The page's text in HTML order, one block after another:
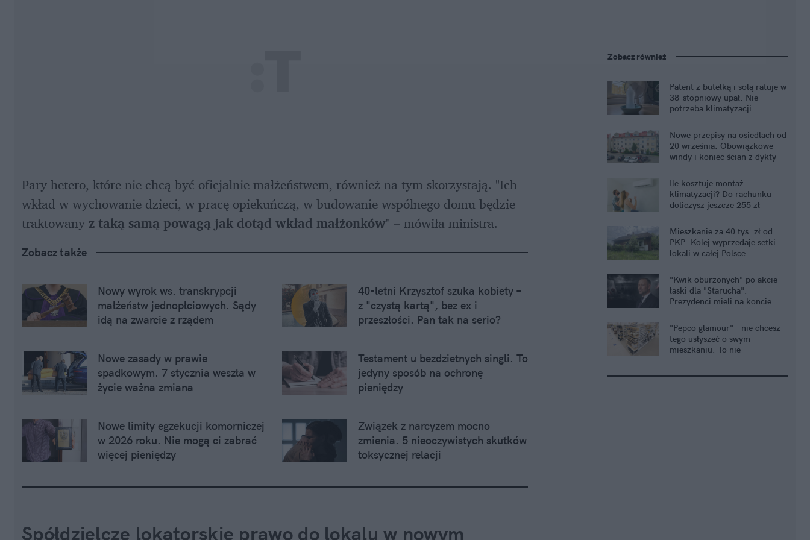
Pary hetero, które nie chcą być oficjalnie małżeństwem, również na tym skorzystają. "Ich
wkład w wychowanie dzieci, w pracę opiekuńczą, w budowanie wspólnego domu będzie
traktowany z taką samą powagą jak dotąd wkład małżonków" – mówiła ministra.
Zobacz także
Nowy wyrok ws. transkrypcji
małżeństw jednopłciowych. Sądy
idą na zwarcie z rządem
40-letni Krzysztof szuka kobiety –
z "czystą kartą", bez ex i
przeszłości. Pan tak na serio?
Nowe zasady w prawie
spadkowym. 7 stycznia weszła w
życie ważna zmiana
Testament u bezdzietnych singli. To
jedyny sposób na ochronę
pieniędzy
Nowe limity egzekucji komorniczej
w 2026 roku. Nie mogą ci zabrać
więcej pieniędzy
Związek z narcyzem mocno
zmienia. 5 nieoczywistych skutków
toksycznej relacji
Spółdzielcze lokatorskie prawo do lokalu w nowym
Zobacz również
Patent z butelką i solą ratuje w
38-stopniowy upał. Nie
potrzeba klimatyzacji
Nowe przepisy na osiedlach od
20 września. Obowiązkowe
windy i koniec ścian z dykty
Ile kosztuje montaż
klimatyzacji? Do rachunku
doliczysz jeszcze 255 zł
Mieszkanie za 40 tys. zł od
PKP. Kolej wyprzedaje setki
lokali w całej Polsce
"Kwik oburzonych" po akcie
łaski dla "Starucha".
Prezydenci mieli na koncie
"Pepco glamour" – nie chcesz
tego usłyszeć o swym
mieszkaniu. To nie